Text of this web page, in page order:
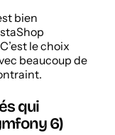
bien
le choix
beaucoup de
qui
6)